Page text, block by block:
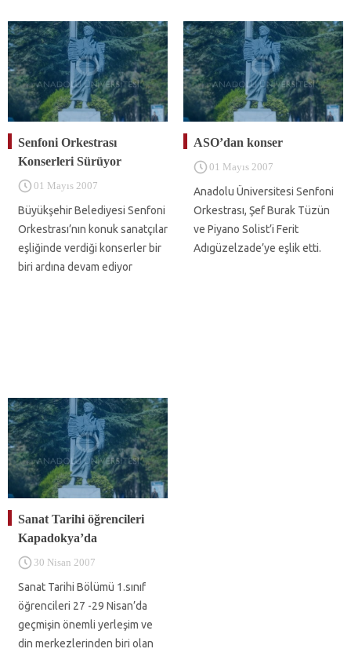
Senfoni Orkestrası
Konserleri Sürüyor
01 Mayıs 2007
Büyükşehir Belediyesi Senfoni
Orkestrası’nın konuk sanatçılar
eşliğinde verdiği konserler bir
biri ardına devam ediyor
ASO’dan konser
01 Mayıs 2007
Anadolu Üniversitesi Senfoni
Orkestrası, Şef Burak Tüzün
ve Piyano Solist’i Ferit
Adıgüzelzade’ye eşlik etti.
Sanat Tarihi öğrencileri
Kapadokya’da
30 Nisan 2007
Sanat Tarihi Bölümü 1.sınıf
öğrencileri 27 -29 Nisan’da
geçmişin önemli yerleşim ve
din merkezlerinden biri olan